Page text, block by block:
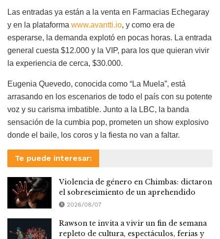
Las entradas ya están a la venta en Farmacias Echegaray
y en la plataforma www.avantti.io, y como era de
esperarse, la demanda explotó en pocas horas. La entrada
general cuesta $12.000 y la VIP, para los que quieran vivir
la experiencia de cerca, $30.000.
Eugenia Quevedo, conocida como “La Muela”, está
arrasando en los escenarios de todo el país con su potente
voz y su carisma imbatible. Junto a la LBC, la banda
sensación de la cumbia pop, prometen un show explosivo
donde el baile, los coros y la fiesta no van a faltar.
Te puede interesar:
Violencia de género en Chimbas: dictaron
el sobreseimiento de un aprehendido
2026/08/07
Rawson te invita a vivir un fin de semana
repleto de cultura, espectáculos, ferias y